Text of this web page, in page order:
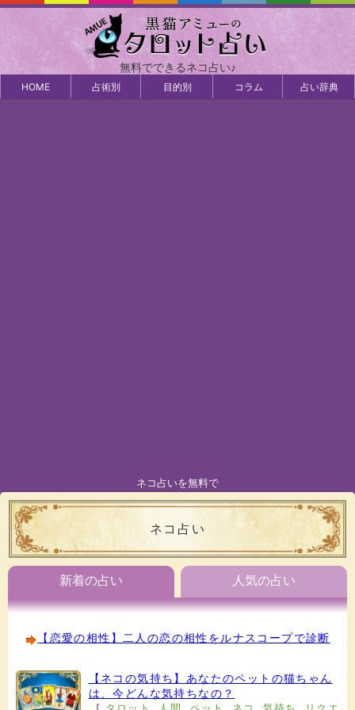
無料でできるネコ占い♪
HOME 占術別 目的別 コラム 占い辞典
ネコ占いを無料で
ネコ占い
新着の占い 人気の占い
【恋愛の相性】二人の恋の相性をルナスコープで診断
【ネコの気持ち】あなたのペットの猫ちゃん
は、今どんな気持ちなの？